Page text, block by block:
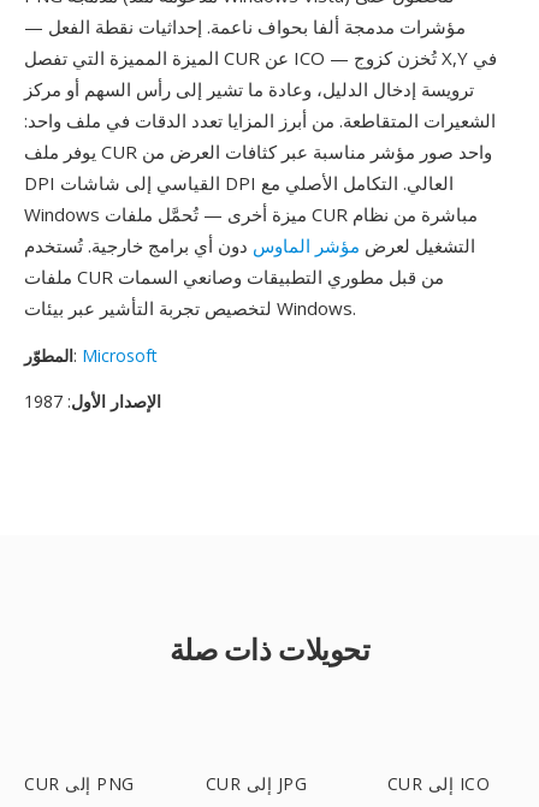
مؤشرات مدمجة ألفا بحواف ناعمة. إحداثيات نقطة الفعل —
الميزة المميزة التي تفصل CUR عن ICO — تُخزن كزوج X,Y في
ترويسة إدخال الدليل، وعادة ما تشير إلى رأس السهم أو مركز
الشعيرات المتقاطعة. من أبرز المزايا تعدد الدقات في ملف واحد:
يوفر ملف CUR واحد صور مؤشر مناسبة عبر كثافات العرض من
DPI القياسي إلى شاشات DPI العالي. التكامل الأصلي مع
Windows ميزة أخرى — تُحمَّل ملفات CUR مباشرة من نظام
التشغيل لعرض مؤشر الماوس دون أي برامج خارجية. تُستخدم
ملفات CUR من قبل مطوري التطبيقات وصانعي السمات
لتخصيص تجربة التأشير عبر بيئات Windows.
المطوّر: Microsoft
الإصدار الأول: 1987
تحويلات ذات صلة
CUR إلى PNG CUR إلى JPG CUR إلى ICO